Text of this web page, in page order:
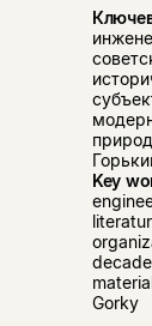
Key
Gorky